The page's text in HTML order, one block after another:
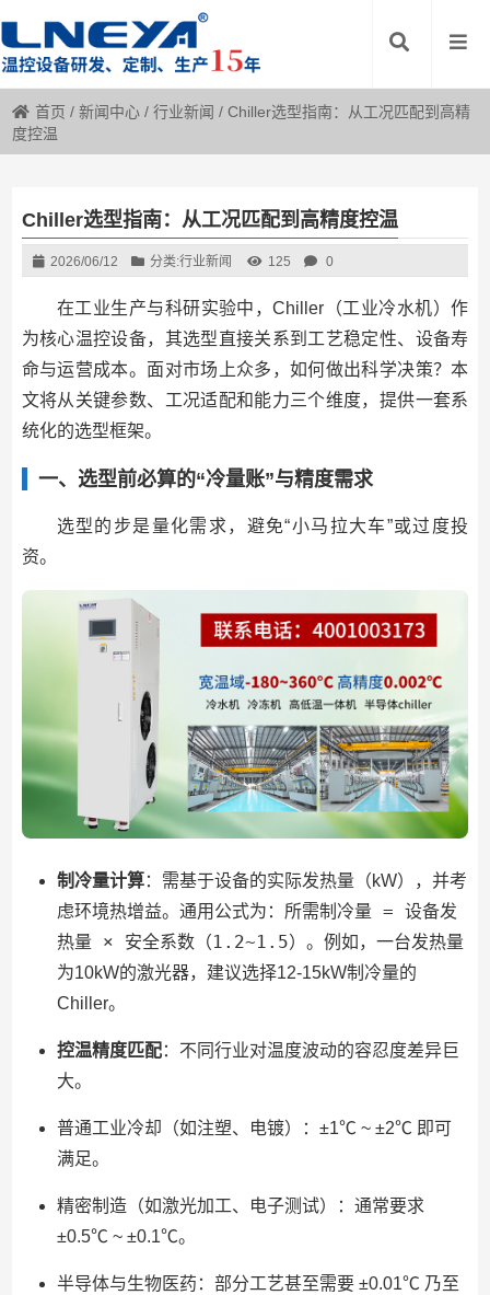
首页 /新闻中心 /行业新闻 /Chiller选型指南：从工况匹配到高精
度控温
Chiller选型指南：从工况匹配到高精度控温
2026/06/12 分类:行业新闻 125 0
在工业生产与科研实验中，Chiller（工业冷水机）作
为核心温控设备，其选型直接关系到工艺稳定性、设备寿
命与运营成本。面对市场上众多，如何做出科学决策？本
文将从关键参数、工况适配和能力三个维度，提供一套系
统化的选型框架。
一、选型前必算的“冷量账”与精度需求
选型的步是量化需求，避免“小马拉大车”或过度投
资。
制冷量计算：需基于设备的实际发热量（kW），并考
虑环境热增益。通用公式为： 所需制冷量 = 设备发
热量 × 安全系数（1.2~1.5） 。例如，一台发热量
为10kW的激光器，建议选择12-15kW制冷量的
Chiller。
控温精度匹配：不同行业对温度波动的容忍度差异巨
大。
普通工业冷却（如注塑、电镀）：±1℃ ~ ±2℃ 即可
满足。
精密制造（如激光加工、电子测试）：通常要求
±0.5℃ ~ ±0.1℃。
半导体与生物医药：部分工艺甚至需要 ±0.01℃ 乃至